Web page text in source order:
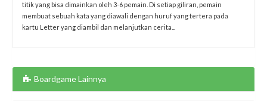
titik yang bisa dimainkan oleh 3-6 pemain. Di setiap giliran, pemain
membuat sebuah kata yang diawali dengan huruf yang tertera pada
kartu Letter yang diambil dan melanjutkan cerita...
Boardgame Lainnya